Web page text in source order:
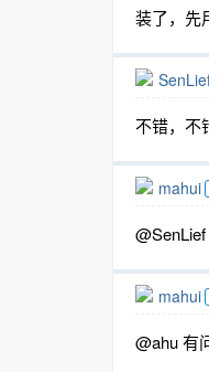
装了，先
不错，不
mahui
mahui
@ahu 有